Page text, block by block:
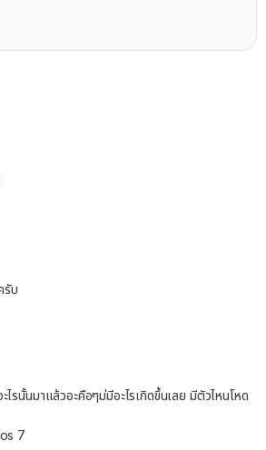
รับ
รนั้นมาแล้วอะคือๆม่มีอะไรเกิดขึ้นเลย มีตัวไหนโหด
7